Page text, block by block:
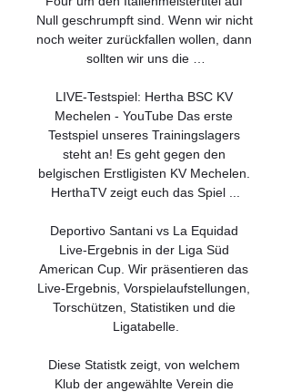
Null geschrumpft sind. Wenn wir nicht
noch weiter zurückfallen wollen, dann
sollten wir uns die …
LIVE-Testspiel: Hertha BSC KV
Mechelen - YouTube Das erste
Testspiel unseres Trainingslagers
steht an! Es geht gegen den
belgischen Erstligisten KV Mechelen.
HerthaTV zeigt euch das Spiel ...
Deportivo Santani vs La Equidad
Live-Ergebnis in der Liga Süd
American Cup. Wir präsentieren das
Live-Ergebnis, Vorspielaufstellungen,
Torschützen, Statistiken und die
Ligatabelle.
Diese Statistk zeigt, von welchem
Klub der angewählte Verein die